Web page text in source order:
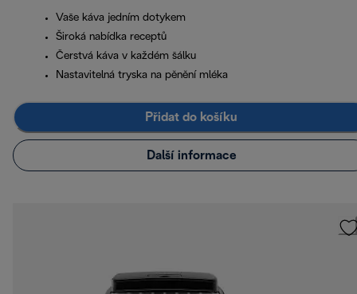
Vaše káva jedním dotykem
Široká nabídka receptů
Čerstvá káva v každém šálku
Nastavitelná tryska na pěnění mléka
Přidat do košíku
Další informace